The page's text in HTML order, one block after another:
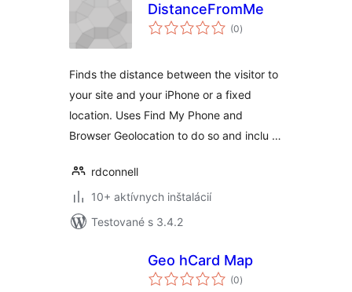
DistanceFromMe
(0celkové
hodnotenie
)
Finds the distance between the visitor to
your site and your iPhone or a fixed
location. Uses Find My Phone and
Browser Geolocation to do so and inclu …
rdconnell
10+ aktívnych inštalácií
Testované s 3.4.2
Geo hCard Map
(0celkové
hodnotenie
)